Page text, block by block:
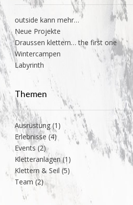
outside kann mehr…
Neue Projekte
Draussen klettern… the first one
Wintercampen
Labyrinth
Themen
Ausrüstung(1)
Erlebnisse (4)
Events (2)
Kletteranlagen(1)
Klettern & Seil (5)
Team (2)